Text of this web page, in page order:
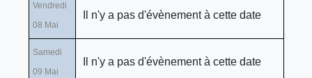
Vendredi
08 Mai
Il n'y a pas d'évènement à cette date
Samedi
09 Mai
Il n'y a pas d'évènement à cette date